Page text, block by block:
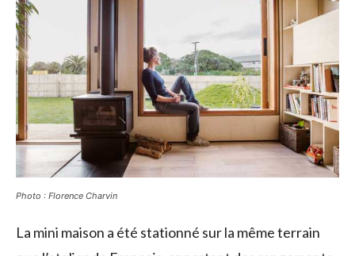
Photo : Florence Charvin
La mini maison a été stationné sur la même terrain